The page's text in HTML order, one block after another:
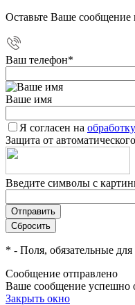
Оставьте Ваше
Ваш телефон*
Ваше имя
Я согласен на
Защита от
Введите символы с
* - Поля, обязательные
Сообщение отправлено
Ваше сообщение успешно
Закрыть окно